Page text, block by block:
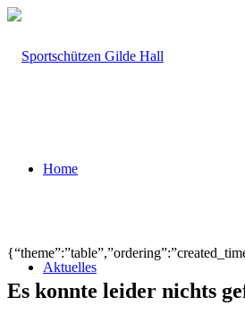
Home
Aktuelles
Es konnte leider nichts